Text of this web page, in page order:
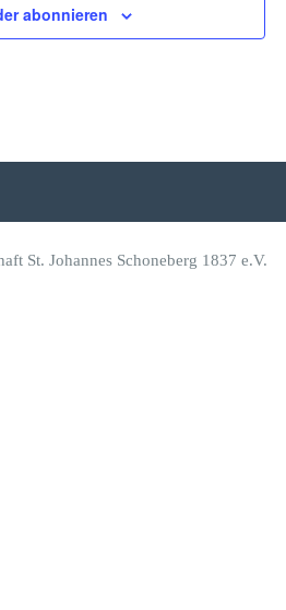
abonnieren
St. Johannes Schoneberg 1837 e.V.